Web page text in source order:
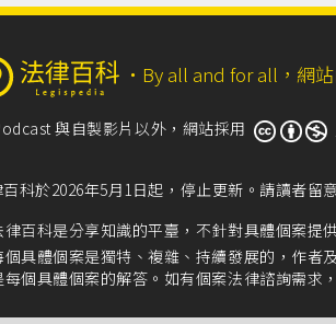
‧ By all and for all，網
與自製影片以外，網站採用
科於2026年5月1日起，停止更新。請讀者留
律百科是分享知識的平臺，不針對具體個案提
個具體個案是獨特、複雜、持續發展的，作者
每個具體個案的解答。如有個案法律諮詢需求